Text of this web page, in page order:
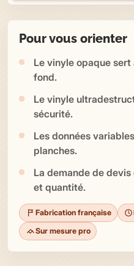
Pour vous orienter
Le vinyle opaque
fond.
Le vinyle
sécurité.
Les données
planches.
La demande de
et quantité.
Fabrication française
Sur mesure pro